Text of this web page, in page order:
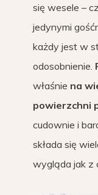
się wesele –
jedynymi
każdy jest w
odosobnienie.
właśnie na
powierzchni
cudownie i
składa się
wygląda jak z